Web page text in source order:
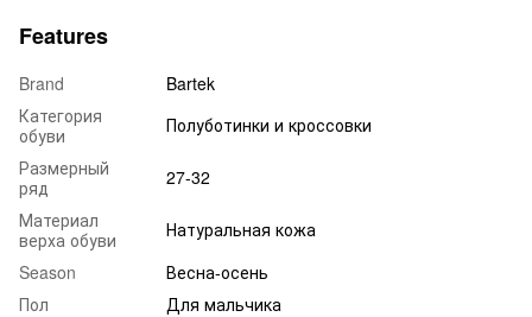
Features
Brand
Bartek
Категория
обуви
Полуботинки и кроссовки
Размерный
ряд
27-32
Материал
верха обуви
Натуральная кожа
Season
Весна-осень
Пол
Для мальчика